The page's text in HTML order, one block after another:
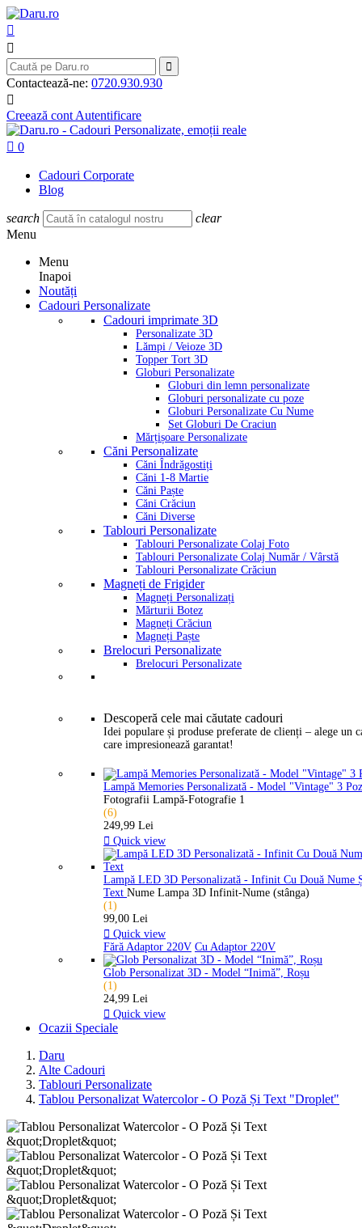



Contactează-ne: 0720.930.930

Creează cont Autentificare
 0
Cadouri Corporate
Blog
search
clear
Menu
Menu
Inapoi
Noutăți
Cadouri Personalizate
Cadouri imprimate 3D
Personalizate 3D
Lămpi / Veioze 3D
Topper Tort 3D
Globuri Personalizate
Globuri din lemn personalizate
Globuri personalizate cu poze
Globuri Personalizate Cu Nume
Set Globuri De Craciun
Mărțișoare Personalizate
Căni Personalizate
Căni Îndrăgostiți
Căni 1-8 Martie
Căni Paște
Căni Crăciun
Căni Diverse
Tablouri Personalizate
Tablouri Personalizate Colaj Foto
Tablouri Personalizate Colaj Număr / Vârstă
Tablouri Personalizate Crăciun
Magneți de Frigider
Magneți Personalizați
Mărturii Botez
Magneți Crăciun
Magneți Paște
Brelocuri Personalizate
Brelocuri Personalizate
Descoperă cele mai căutate cadouri
Idei populare și produse preferate de clienți – alege un
care impresionează garantat!
Lampă Memories Personalizată - Model "Vintage" 3
Fotografii Lampă-Fotografie 1
(6)
249,99 Lei
 Quick view
Lampă LED 3D Personalizată - Infinit Cu Două Nume
Text Nume Lampa 3D Infinit-Nume (stânga)
(1)
99,00 Lei
 Quick view
Fără Adaptor 220V Cu Adaptor 220V
Glob Personalizat 3D - Model “Inimă”, Roșu
(1)
24,99 Lei
 Quick view
Ocazii Speciale
Daru
Alte Cadouri
Tablouri Personalizate
Tablou Personalizat Watercolor - O Poză Și Text "Droplet"